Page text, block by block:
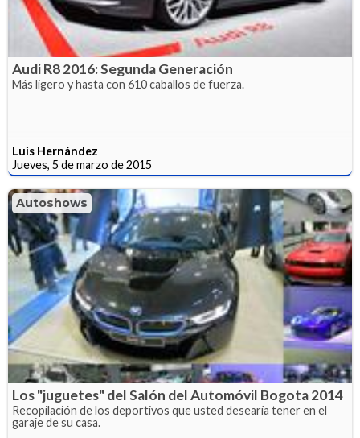
Audi R8 2016: Segunda Generación
Más ligero y hasta con 610 caballos de fuerza.
Luis Hernández
Jueves, 5 de marzo de 2015
Autoshows
Los "juguetes" del Salón del Automóvil Bogota 2014
Recopilación de los deportivos que usted desearía tener en el
garaje de su casa.